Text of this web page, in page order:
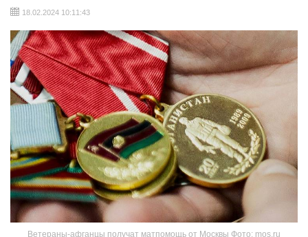
18.02.2024 10:11:43
Ветераны-афганцы получат матпомощь от Москвы Фото: mos.ru